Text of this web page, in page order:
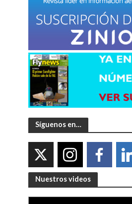
Síguenos en…
Nuestros videos